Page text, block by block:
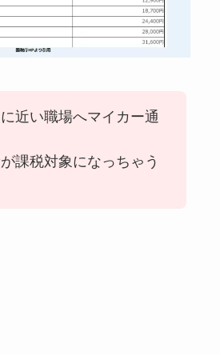
近い職場へマイカー通
課税対象になっちゃう